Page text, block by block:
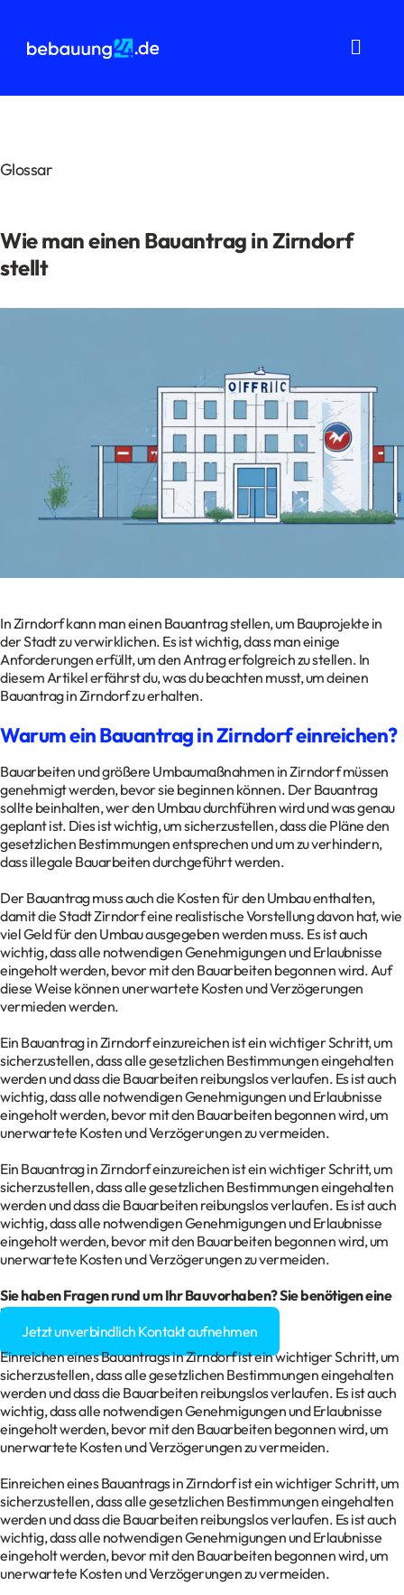
springen
Bauantrag
FAQ
Kontakt
Datenschutz
Impressum
Glossar
Glossar
Wie man einen Bauantrag in Zirndorf
stellt
In Zirndorf kann man einen Bauantrag stellen, um Bauprojekte in
der Stadt zu verwirklichen. Es ist wichtig, dass man einige
Anforderungen erfüllt, um den Antrag erfolgreich zu stellen. In
diesem Artikel erfährst du, was du beachten musst, um deinen
Bauantrag in Zirndorf zu erhalten.
Warum ein Bauantrag in Zirndorf einreichen?
Bauarbeiten und größere Umbaumaßnahmen in Zirndorf müssen
genehmigt werden, bevor sie beginnen können. Der Bauantrag
sollte beinhalten, wer den Umbau durchführen wird und was genau
geplant ist. Dies ist wichtig, um sicherzustellen, dass die Pläne den
gesetzlichen Bestimmungen entsprechen und um zu verhindern,
dass illegale Bauarbeiten durchgeführt werden.
Der Bauantrag muss auch die Kosten für den Umbau enthalten,
damit die Stadt Zirndorf eine realistische Vorstellung davon hat, wie
viel Geld für den Umbau ausgegeben werden muss. Es ist auch
wichtig, dass alle notwendigen Genehmigungen und Erlaubnisse
eingeholt werden, bevor mit den Bauarbeiten begonnen wird. Auf
diese Weise können unerwartete Kosten und Verzögerungen
vermieden werden.
Ein Bauantrag in Zirndorf einzureichen ist ein wichtiger Schritt, um
sicherzustellen, dass alle gesetzlichen Bestimmungen eingehalten
werden und dass die Bauarbeiten reibungslos verlaufen. Es ist auch
wichtig, dass alle notwendigen Genehmigungen und Erlaubnisse
eingeholt werden, bevor mit den Bauarbeiten begonnen wird, um
unerwartete Kosten und Verzögerungen zu vermeiden.
Ein Bauantrag in Zirndorf einzureichen ist ein wichtiger Schritt, um
sicherzustellen, dass alle gesetzlichen Bestimmungen eingehalten
werden und dass die Bauarbeiten reibungslos verlaufen. Es ist auch
wichtig, dass alle notwendigen Genehmigungen und Erlaubnisse
eingeholt werden, bevor mit den Bauarbeiten begonnen wird, um
unerwartete Kosten und Verzögerungen zu vermeiden.
Sie haben Fragen rund um IhrBauvorhaben? Sie benötigen eine
Baugenehmigung?
Jetzt unverbindlich Kontakt aufnehmen
Einreichen eines Bauantrags in Zirndorf ist ein wichtiger Schritt, um
sicherzustellen, dass alle gesetzlichen Bestimmungen eingehalten
werden und dass die Bauarbeiten reibungslos verlaufen. Es ist auch
wichtig, dass alle notwendigen Genehmigungen und Erlaubnisse
eingeholt werden, bevor mit den Bauarbeiten begonnen wird, um
unerwartete Kosten und Verzögerungen zu vermeiden.
Einreichen eines Bauantrags in Zirndorf ist ein wichtiger Schritt, um
sicherzustellen, dass alle gesetzlichen Bestimmungen eingehalten
werden und dass die Bauarbeiten reibungslos verlaufen. Es ist auch
wichtig, dass alle notwendigen Genehmigungen und Erlaubnisse
eingeholt werden, bevor mit den Bauarbeiten begonnen wird, um
unerwartete Kosten und Verzögerungen zu vermeiden.